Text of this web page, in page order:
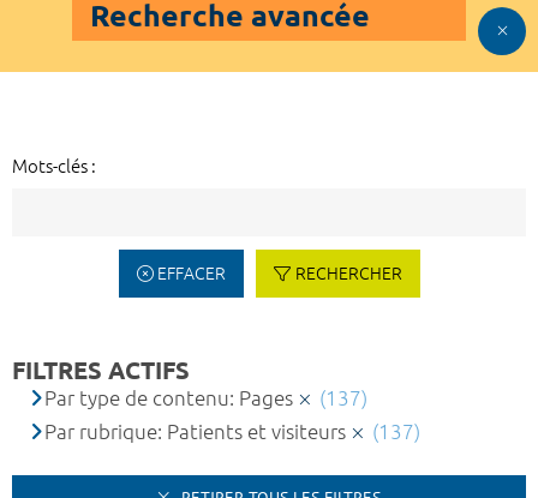
Recherche avancée
Mots-clés :
EFFACER RECHERCHER
FILTRES ACTIFS
Par type de contenu: Pages
(137)
Par rubrique: Patients et visiteurs
(137)